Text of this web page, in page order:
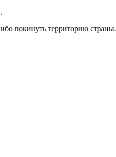
покинуть территорию страны.